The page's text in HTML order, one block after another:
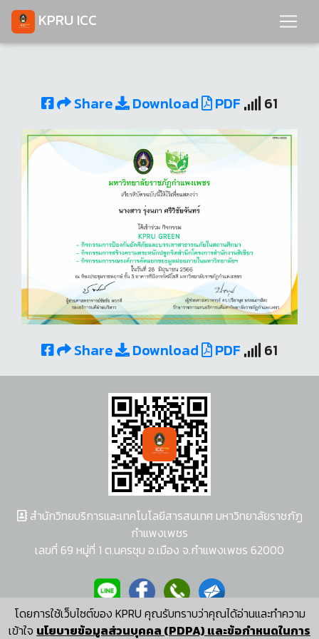
KPRU ICC
Share Download PDF 61
Share Download PDF 61
โดยการใช้เว็บไซต์ของ KPRU คุณรับทราบว่าคุณได้อ่านและทำความ
เข้าใจ นโยบายข้อมูลส่วนบุคคล (PDPA) และข้อกำหนดในการ
สำนักวิทยบริการและเทคโนโลยีสารสนเทศ มหาวิทยาลัยราชภัฏ
กำแพงเพชร
เลขที่ 69 หมู่ที่ 1 ต.นครชุม อ.เมือง จ.กำแพงเพชร 62000
ผู้พัฒนาระบบ อนุชา พวงผกา